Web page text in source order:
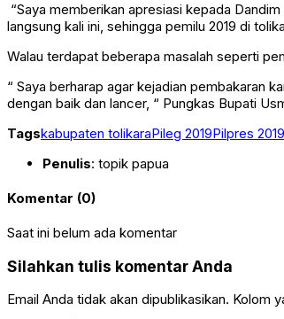
“Saya memberikan apresiasi kepada
langsung kali ini, sehingga pemilu 2019 di
Walau terdapat beberapa masalah seperti
“ Saya berharap agar kejadian pembakaran
dengan baik dan lancer, “ Pungkas Bupati
Tagskabupaten tolikaraPileg 2019Pilpres 2019
Penulis: topik papua
Komentar (0)
Saat ini belum ada komentar
Silahkan tulis komentar Anda
Email Anda tidak akan dipublikasikan. Kolom